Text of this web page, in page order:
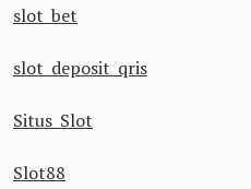
slot bet
slot deposit qris
Situs Slot
Slot88